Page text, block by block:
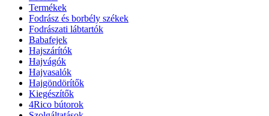
Termékek
Fodrász és borbély székek
Fodrászati lábtartók
Babafejek
Hajszárítók
Hajvágók
Hajvasalók
Hajgöndörítők
Kiegészítők
4Rico bútorok